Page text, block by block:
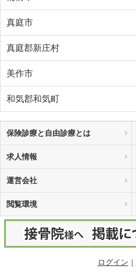
真庭市
真庭郡新庄村
美作市
和気郡和気町
保険診療と自由診療とは
求人情報
運営会社
閲覧環境
ログイン ｜